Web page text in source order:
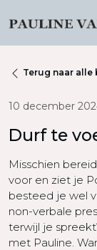
Terug naar alle
10 december
Durf te
Misschien
voor en ziet je
besteed je wel
non-verbale
terwijl je
met Pauline.